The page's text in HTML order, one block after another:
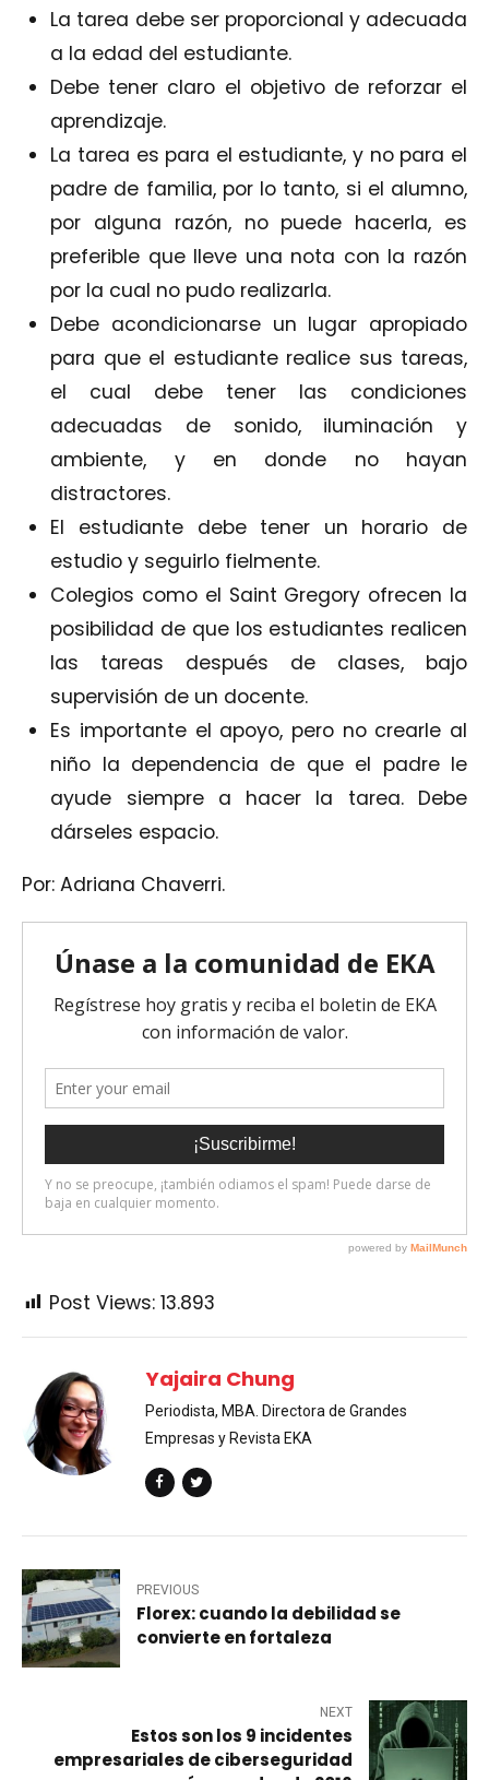
La tarea debe ser proporcional y adecuada
a la edad del estudiante.
Debe tener claro el objetivo de reforzar el
aprendizaje.
La tarea es para el estudiante, y no para el
padre de familia, por lo tanto, si el alumno,
por alguna razón, no puede hacerla, es
preferible que lleve una nota con la razón
por la cual no pudo realizarla.
Debe acondicionarse un lugar apropiado
para que el estudiante realice sus tareas,
el cual debe tener las condiciones
adecuadas de sonido, iluminación y
ambiente, y en donde no hayan
distractores.
El estudiante debe tener un horario de
estudio y seguirlo fielmente.
Colegios como el Saint Gregory ofrecen la
posibilidad de que los estudiantes realicen
las tareas después de clases, bajo
supervisión de un docente.
Es importante el apoyo, pero no crearle al
niño la dependencia de que el padre le
ayude siempre a hacer la tarea. Debe
dárseles espacio.
Por: Adriana Chaverri.
Post Views: 13.893
Yajaira Chung
Periodista, MBA. Directora de Grandes
Empresas y Revista EKA
PREVIOUS
Florex: cuando la debilidad se
convierte en fortaleza
NEXT
Estos son los 9 incidentes
empresariales de ciberseguridad